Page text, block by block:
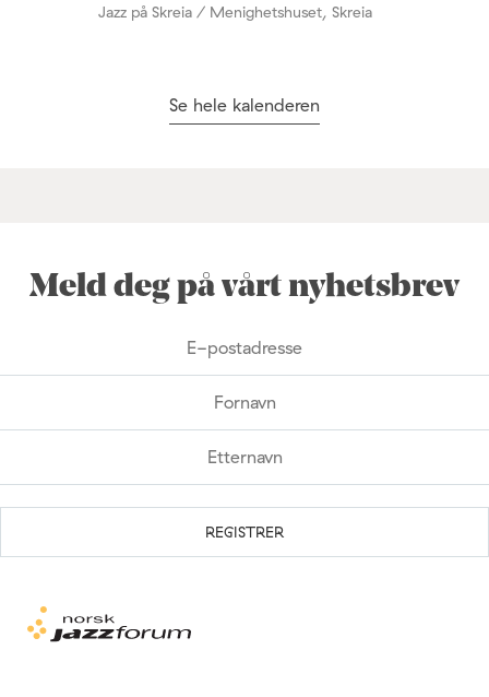
Jazz på Skreia / Menighetshuset, Skreia
Se hele kalenderen
Meld deg på vårt nyhetsbrev